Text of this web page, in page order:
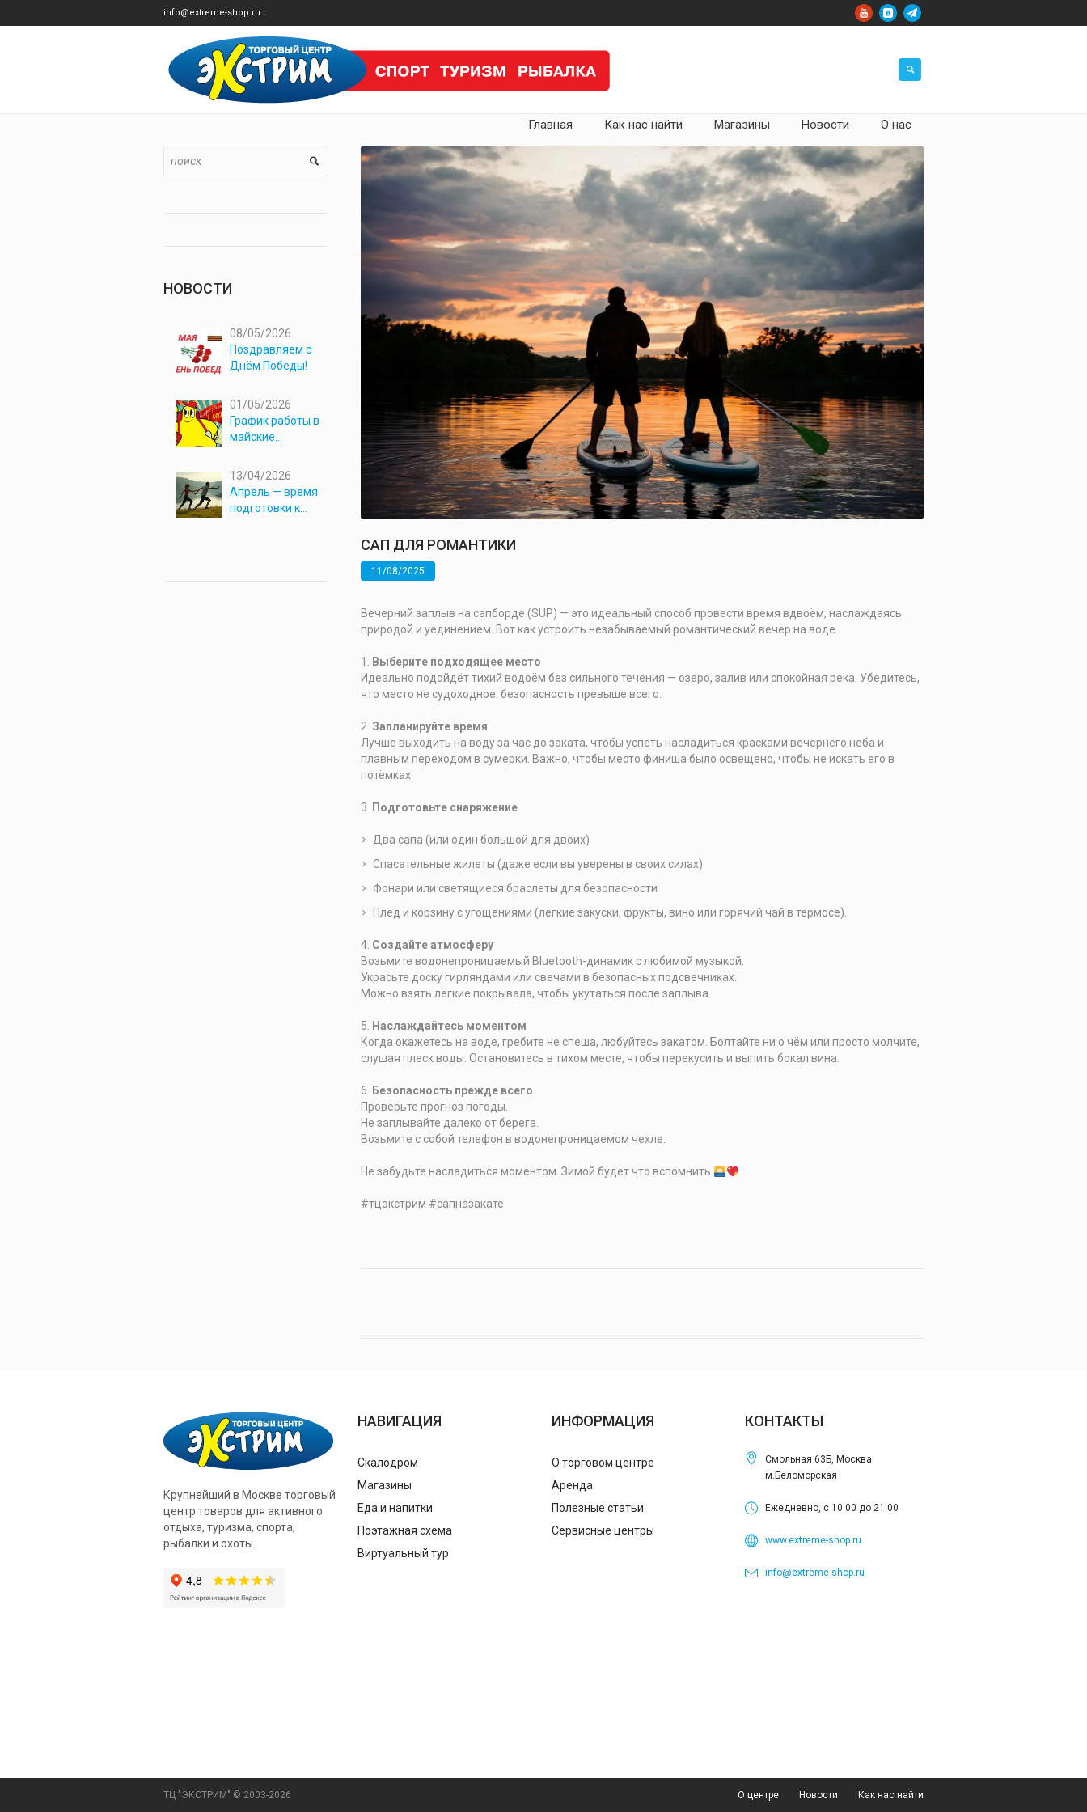
info@extreme-shop.ru
Главная Как нас найти Магазины Новости О нас
САП ДЛЯ РОМАНТИКИ
11/08/2025
Вечерний заплыв на сапборде (SUP) — это идеальный способ провести время вдвоём, наслаждаясь
природой и уединением. Вот как устроить незабываемый романтический вечер на воде.
1. Выберите подходящее место
Идеально подойдёт тихий водоём без сильного течения — озеро, залив или спокойная река. Убедитесь,
что место не судоходное: безопасность превыше всего.
2. Запланируйте время
Лучше выходить на воду за час до заката, чтобы успеть насладиться красками вечернего неба и
плавным переходом в сумерки. Важно, чтобы место финиша было освещено, чтобы не искать его в
потёмках
3. Подготовьте снаряжение
Два сапа (или один большой для двоих)
Спасательные жилеты (даже если вы уверены в своих силах)
Фонари или светящиеся браслеты для безопасности
Плед и корзину с угощениями (лёгкие закуски, фрукты, вино или горячий чай в термосе).
4. Создайте атмосферу
Возьмите водонепроницаемый Bluetooth-динамик с любимой музыкой.
Украсьте доску гирляндами или свечами в безопасных подсвечниках.
Можно взять лёгкие покрывала, чтобы укутаться после заплыва.
5. Наслаждайтесь моментом
Когда окажетесь на воде, гребите не спеша, любуйтесь закатом. Болтайте ни о чём или просто молчите,
слушая плеск воды. Остановитесь в тихом месте, чтобы перекусить и выпить бокал вина.
6. Безопасность прежде всего
Проверьте прогноз погоды.
Не заплывайте далеко от берега.
Возьмите с собой телефон в водонепроницаемом чехле.
Не забудьте насладиться моментом. Зимой будет что вспомнить
#тцэкстрим #сапназакате
НОВОСТИ
08/05/2026
Поздравляем с
Днём Победы!
01/05/2026
График работы в
майские
13/04/2026
Апрель — время
подготовки к
Крупнейший в Москве торговый
центр товаров для активного
отдыха, туризма, спорта,
рыбалки и охоты.
НАВИГАЦИЯ
Скалодром
Магазины
Еда и напитки
Поэтажная схема
Виртуальный тур
ИНФОРМАЦИЯ
О торговом центре
Аренда
Полезные статьи
Сервисные центры
КОНТАКТЫ
Смольная 63Б, Москва
м.Беломорская
Ежедневно, с 10:00 до 21:00
www.extreme-shop.ru
info@extreme-shop.ru
О центре Новости Как нас найти
ТЦ "ЭКСТРИМ" © 2003-2026